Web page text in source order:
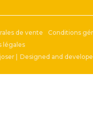
de vente
Conditions
légales
|
Designed and